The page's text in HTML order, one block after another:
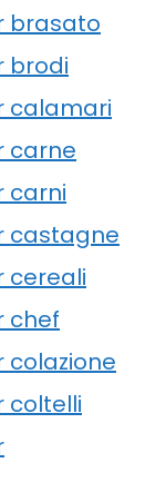
brasato
brodi
calamari
carne
carni
castagne
cereali
chef
colazione
coltelli